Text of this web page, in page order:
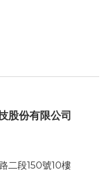
股份有限公司
二段150號10樓